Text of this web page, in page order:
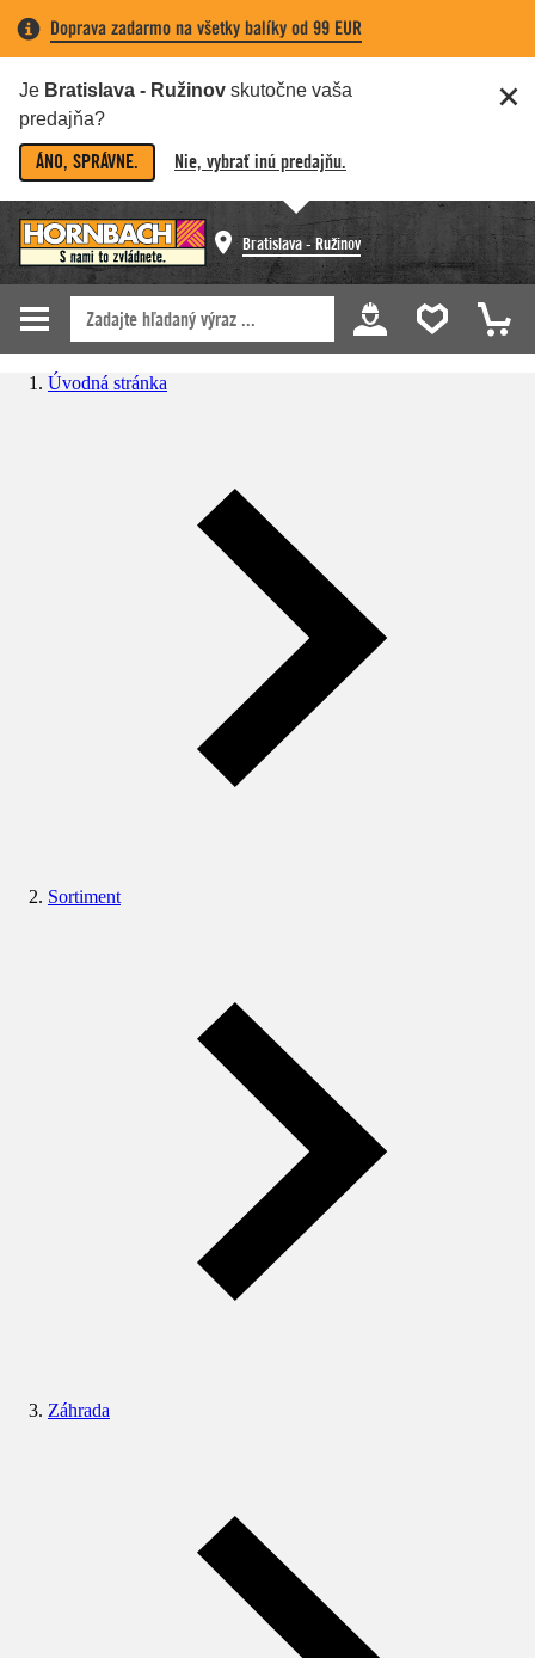
Doprava zadarmo na všetky balíky od 99 EUR
Je Bratislava - Ružinov skutočne vaša
predajňa?
ÁNO, SPRÁVNE. Nie, vybrať inú predajňu.
Bratislava - Ružinov
Úvodná stránka
Sortiment
Záhrada